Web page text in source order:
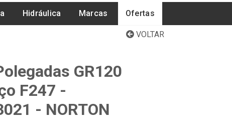
Hidráulica Marcas Ofertas
VOLTAR
GR120
F247 -
- NORTON